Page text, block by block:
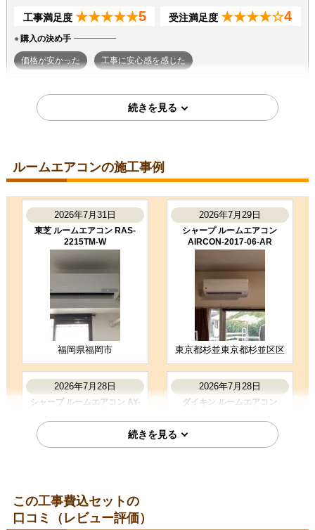
工事満足度 ★★★★★5 受注満足度 ★★★★☆4
購入の決め手
価格が安かった 工事に安心感を感じた
2026年7月7日
コメント
段取りも良く、エアコン取付後のチ
ても良かったです。ありがとうござ
いました。
（ご本人様より）
工事満足度 ★★★★★ 受注満足度 ★★★☆☆
商品選定がしやすかった
工事に安心感を感じた
ルームエアコンの施工事例
2026年7月31日
東芝 ルームエアコン RAS-
2215TM-W
福岡県福岡市
2026年7月29日
シャープ ルームエアコン
AIRCON-2017-06-AR
東京都杉並東京都杉並区区
2026年7月28日
シャープ ルームエアコン AY-
埼玉県比企郡
2026年7月28日
ダイキン ルームエアコン
この工事費込セットの
口コミ（レビュー評価）